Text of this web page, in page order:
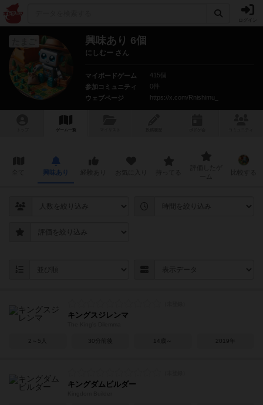
興味あり 6個
にしむー さん
マイボードゲーム
415個
参加コミュニティ
0件
ウェブページ
https://x.com/Rnishimu_
ゲーム一覧
興味あり
キングスジレンマ
2～5人 30分前後 14歳～ 2019年
キングダムビルダー